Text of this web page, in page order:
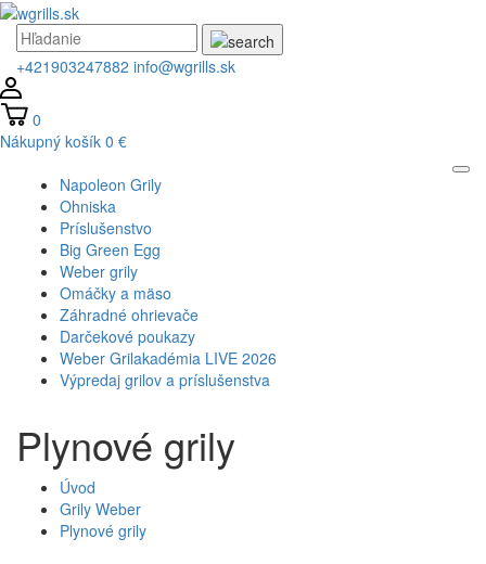
+421903247882 info@wgrills.sk
0
Nákupný košík 0 €
Napoleon Grily
Ohniska
Príslušenstvo
Big Green Egg
Weber grily
Omáčky a mäso
Záhradné ohrievače
Darčekové poukazy
Weber Grilakadémia LIVE 2026
Výpredaj grilov a príslušenstva
Plynové grily
Úvod
Grily Weber
Plynové grily